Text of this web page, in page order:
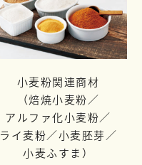
小麦粉関連商材
（焙焼小麦粉／
アルファ化小麦粉／
ライ麦粉／小麦胚芽／
小麦ふすま）